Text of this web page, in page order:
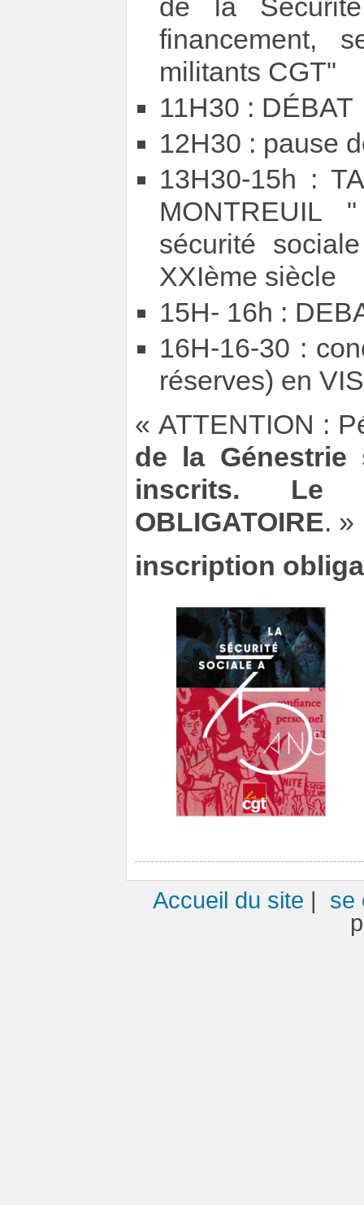
de la
financement,
militants CGT"
11H30 : DÉBAT
12H30 : pause
13H30-15h :
MONTREUIL
sécurité
XXIème siècle
15H- 16h :
16H-16-30 :
réserves) en
ATTENTION :
de la Génestrie
inscrits.
OBLIGATOIRE.
inscription
Accueil du site | se